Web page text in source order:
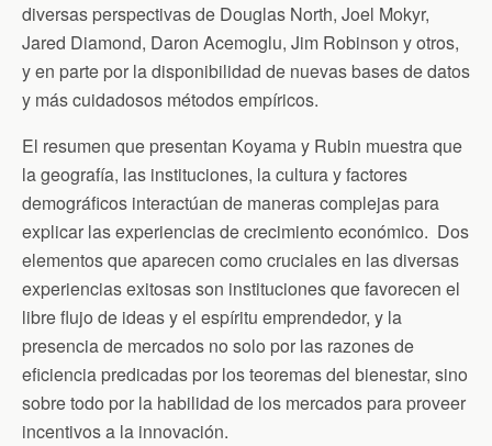
diversas perspectivas de Douglas North, Joel Mokyr,
Jared Diamond, Daron Acemoglu, Jim Robinson y otros,
y en parte por la disponibilidad de nuevas bases de datos
y más cuidadosos métodos empíricos.
El resumen que presentan Koyama y Rubin muestra que
la geografía, las instituciones, la cultura y factores
demográficos interactúan de maneras complejas para
explicar las experiencias de crecimiento económico. Dos
elementos que aparecen como cruciales en las diversas
experiencias exitosas son instituciones que favorecen el
libre flujo de ideas y el espíritu emprendedor, y la
presencia de mercados no solo por las razones de
eficiencia predicadas por los teoremas del bienestar, sino
sobre todo por la habilidad de los mercados para proveer
incentivos a la innovación.